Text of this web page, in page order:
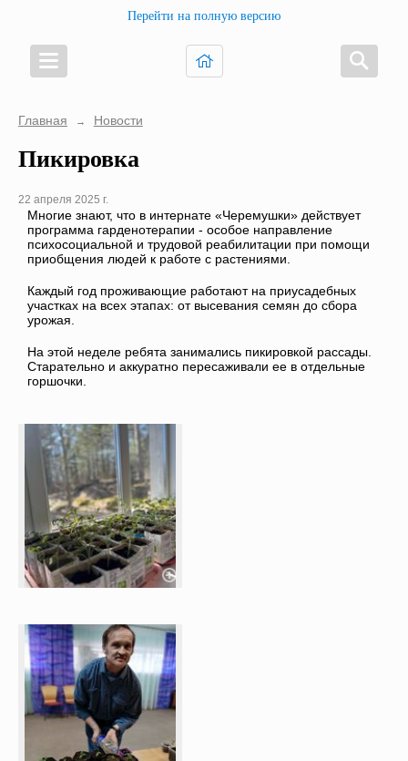
Перейти на полную версию
Главная → Новости
Пикировка
22 апреля 2025 г.
Многие знают, что в интернате «Черемушки» действует
программа гарденотерапии - особое направление
психосоциальной и трудовой реабилитации при помощи
приобщения людей к работе с растениями.
Каждый год проживающие работают на приусадебных
участках на всех этапах: от высевания семян до сбора
урожая.
На этой неделе ребята занимались пикировкой рассады.
Старательно и аккуратно пересаживали ее в отдельные
горшочки.